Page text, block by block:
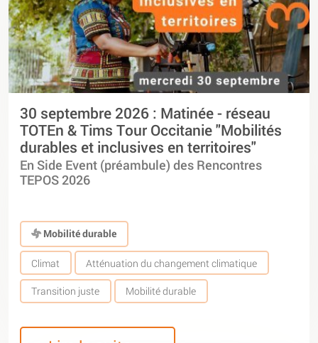
30 septembre 2026 : Matinée - réseau
TOTEn & Tims Tour Occitanie "Mobilités
durables et inclusives en territoires"
En Side Event (préambule) des Rencontres
TEPOS 2026
Mobilité durable
Climat Atténuation du changement climatique
Transition juste Mobilité durable